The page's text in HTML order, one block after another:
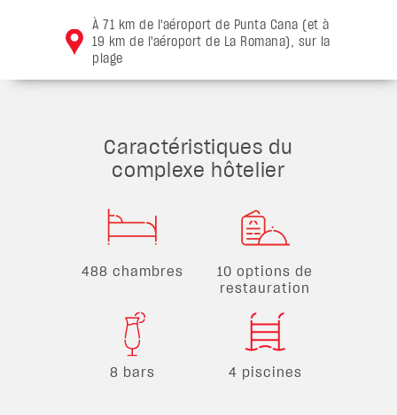
À 71 km de l'aéroport de Punta Cana (et à
19 km de l'aéroport de La Romana), sur la
plage
Caractéristiques du
complexe hôtelier
488 chambres
10 options de
restauration
8 bars 4 piscines